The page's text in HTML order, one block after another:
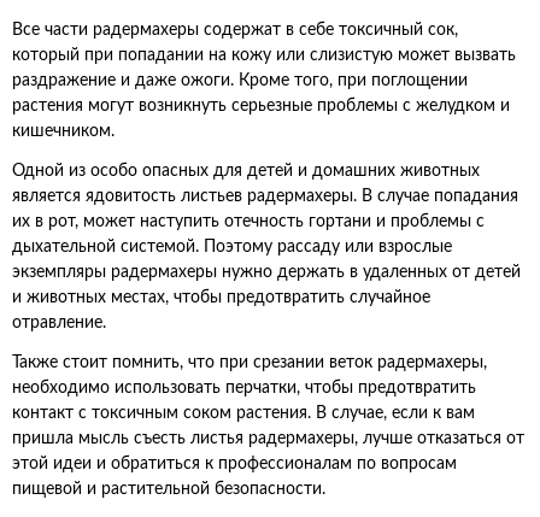
Все части радермахеры содержат в себе токсичный сок,
который при попадании на кожу или слизистую может вызвать
раздражение и даже ожоги. Кроме того, при поглощении
растения могут возникнуть серьезные проблемы с желудком и
кишечником.
Одной из особо опасных для детей и домашних животных
является ядовитость листьев радермахеры. В случае попадания
их в рот, может наступить отечность гортани и проблемы с
дыхательной системой. Поэтому рассаду или взрослые
экземпляры радермахеры нужно держать в удаленных от детей
и животных местах, чтобы предотвратить случайное
отравление.
Также стоит помнить, что при срезании веток радермахеры,
необходимо использовать перчатки, чтобы предотвратить
контакт с токсичным соком растения. В случае, если к вам
пришла мысль съесть листья радермахеры, лучше отказаться от
этой идеи и обратиться к профессионалам по вопросам
пищевой и растительной безопасности.